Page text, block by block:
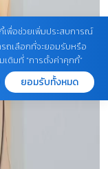
เพื่อช่วยเพิ่มประสบการณ์
รถเลือกที่จะยอมรับหรือ
เติมที่ “การตั้งค่าคุกกี้”
ยอมรับทั้งหมด